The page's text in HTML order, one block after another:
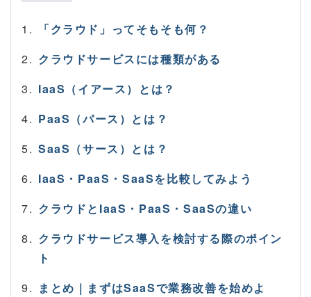
「クラウド」ってそもそも何？
クラウドサービスには種類がある
IaaS（イアース）とは？
PaaS（パース）とは？
SaaS（サース）とは？
IaaS・PaaS・SaaSを比較してみよう
クラウドとIaaS・PaaS・SaaSの違い
クラウドサービス導入を検討する際のポイン
ト
まとめ｜まずはSaaSで業務改善を始めよ